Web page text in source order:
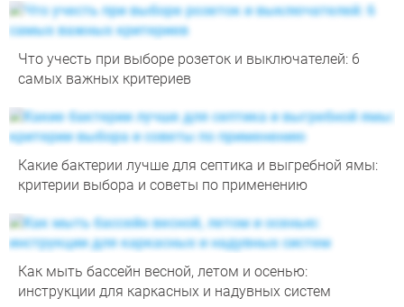
Что учесть при выборе розеток и выключателей: 6
самых важных критериев
Какие бактерии лучше для септика и выгребной ямы:
критерии выбора и советы по применению
Как мыть бассейн весной, летом и осенью:
инструкции для каркасных и надувных систем